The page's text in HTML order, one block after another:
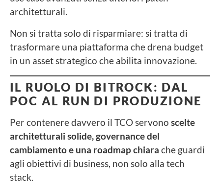
architetturali.
Non si tratta solo di risparmiare: si tratta di
trasformare una piattaforma che drena budget
in un asset strategico che abilita innovazione.
IL RUOLO DI BITROCK: DAL
POC AL RUN DI PRODUZIONE
Per contenere davvero il TCO servono scelte
architetturali solide, governance del
cambiamento e una roadmap chiara che guardi
agli obiettivi di business, non solo alla tech
stack.